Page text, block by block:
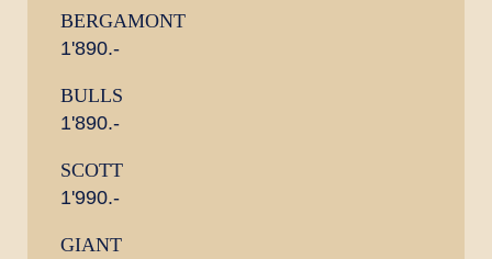
BERGAMONT
1'890.-
BULLS
1'890.-
SCOTT
1'990.-
GIANT